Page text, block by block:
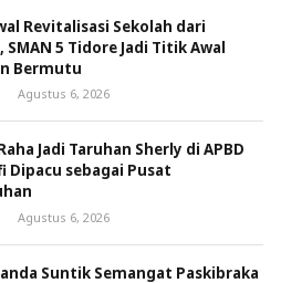
Revitalisasi Sekolah dari
SMAN 5 Tidore Jadi Titik Awal
Bermutu
Agustus 6, 2026
Jadi Taruhan Sherly di APBD
Dipacu sebagai Pusat
Agustus 6, 2026
Suntik Semangat Paskibraka